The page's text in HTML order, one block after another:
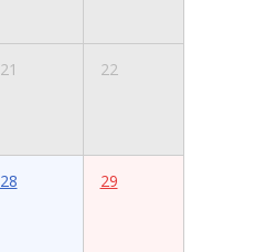
21 22
28 29